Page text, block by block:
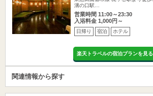
溝の口駅…
営業時間 11:00～23:30
入浴料金 1,000円～
日帰り 宿泊 ホテル
楽天トラベルの宿泊プランを見る
関連情報から探す